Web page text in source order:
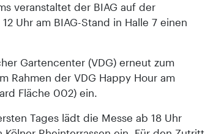
veranstaltet der BIAG auf der
Uhr am BIAG-Stand in Halle 7 einen
Gartencenter (VDG) erneut zum
Rahmen der VDG Happy Hour am
Fläche 002) ein.
Tages lädt die Messe ab 18 Uhr